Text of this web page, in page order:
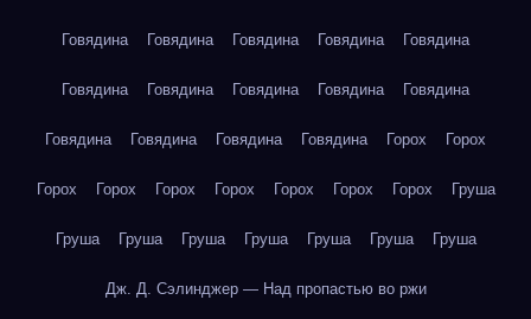
Говядина Говядина Говядина Говядина Говядина
Говядина Говядина Говядина Говядина Говядина
Говядина Говядина Говядина Говядина Горох Горох
Горох Горох Горох Горох Горох Горох Горох Груша
Груша Груша Груша Груша Груша Груша Груша
Дж. Д. Сэлинджер — Над пропастью во ржи